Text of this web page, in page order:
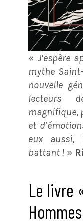
« J’espère
mythe
nouvelle
lecteurs
magnifique,
et
eux aussi,
battant !»
Le livre